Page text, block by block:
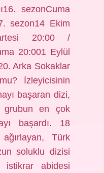
sezonCuma
sezon14 Ekim
20:00 /
20:001 Eylül
Arka Sokaklar
İzleyicisinin
başaran dizi,
grubun en çok
başardı. 18
Türk
soluklu dizisi
istikrar abidesi